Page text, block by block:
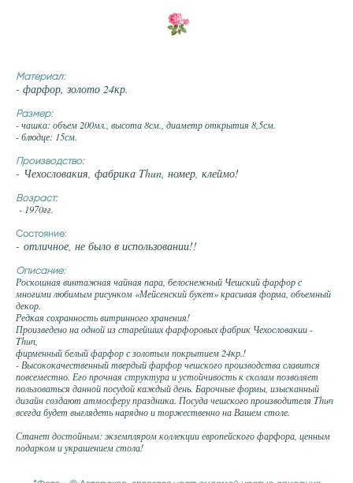
Материал:
- фарфор, золото 24кр.
Размер:
- чашка: объем 200мл., высота 8см., диаметр открытия 8,5см.
- блюдце: 15см.
Производство:
- Чехословакия, фабрика Thun, номер, клеймо!
Возраст:
- 1970гг.
Состояние:
- отличное, не было в использовании!!
Описание:
Роскошная винтажная чайная пара, белоснежный Чешский фарфор с
многими любимым рисунком «Мейсенский букет» красивая форма, объемный
декор.
Редкая сохранность витринного хранения!
Произведено на одной из старейших фарфоровых фабрик Чехословакии -
Thun,
фирменный белый фарфор с золотым покрытием 24кр.!
- Высококачественный твердый фарфор чешского производства славится
повсеместно. Его прочная структура и устойчивость к сколам позволяет
пользоваться данной посудой каждый день. Барочные формы, изысканный
дизайн создают атмосферу праздника. Посуда чешского производителя Thun
всегда будет выглядеть нарядно и торжественно на Вашем столе.
Станет достойным: экземпляром коллекции европейского фарфора, ценным
подарком и украшением стола!